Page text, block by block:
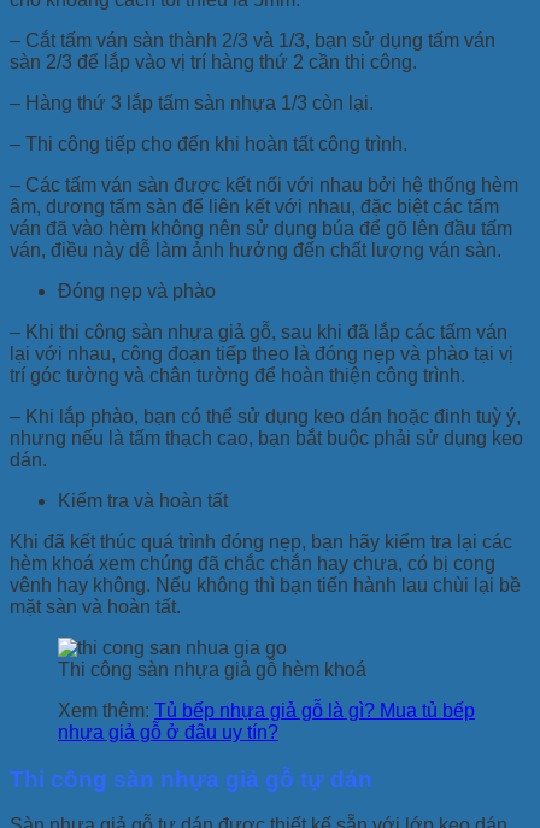
– Cắt tấm ván sàn thành 2/3 và 1/3, bạn sử dụng tấm ván
sàn 2/3 để lắp vào vị trí hàng thứ 2 cần thi công.
– Hàng thứ 3 lắp tấm sàn nhựa 1/3 còn lại.
– Thi công tiếp cho đến khi hoàn tất công trình.
– Các tấm ván sàn được kết nối với nhau bởi hệ thống hèm
âm, dương tấm sàn để liên kết với nhau, đặc biệt các tấm
ván đã vào hèm không nên sử dụng búa để gõ lên đầu tấm
ván, điều này dễ làm ảnh hưởng đến chất lượng ván sàn.
Đóng nẹp và phào
– Khi thi công sàn nhựa giả gỗ, sau khi đã lắp các tấm ván
lại với nhau, công đoạn tiếp theo là đóng nẹp và phào tại vị
trí góc tường và chân tường để hoàn thiện công trình.
– Khi lắp phào, bạn có thể sử dụng keo dán hoặc đinh tuỳ ý,
nhưng nếu là tấm thạch cao, bạn bắt buộc phải sử dụng keo
dán.
Kiểm tra và hoàn tất
Khi đã kết thúc quá trình đóng nẹp, bạn hãy kiểm tra lại các
hèm khoá xem chúng đã chắc chắn hay chưa, có bị cong
vênh hay không. Nếu không thì bạn tiến hành lau chùi lại bề
mặt sàn và hoàn tất.
Thi công sàn nhựa giả gỗ hèm khoá
Xem thêm: Tủ bếp nhựa giả gỗ là gì? Mua tủ bếp
nhựa giả gỗ ở đâu uy tín?
Thi công sàn nhựa giả gỗ tự dán